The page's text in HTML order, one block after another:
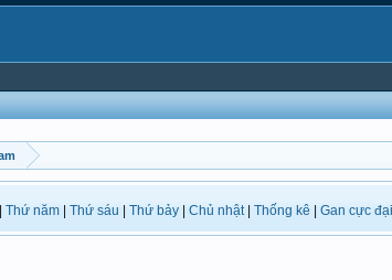
Thứ năm Thứ sáu Thứ bảy Chủ nhật| Thống kê Gan cực đại